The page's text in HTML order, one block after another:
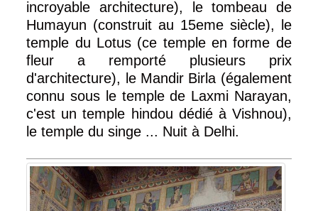
incroyable architecture), le tombeau de
Humayun (construit au 15eme siècle), le
temple du Lotus (ce temple en forme de
fleur a remporté plusieurs prix
d'architecture), le Mandir Birla (également
connu sous le temple de Laxmi Narayan,
c'est un temple hindou dédié à Vishnou),
le temple du singe ... Nuit à Delhi.